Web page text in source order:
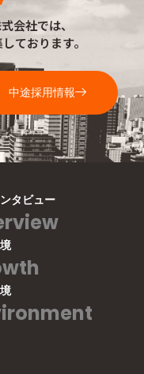
会社では、
ております。
中途採用情報
タビュー